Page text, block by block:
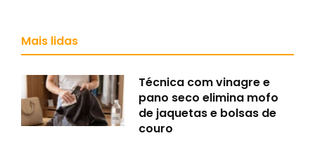
Mais lidas
Técnica com vinagre e
pano seco elimina mofo
de jaquetas e bolsas de
couro